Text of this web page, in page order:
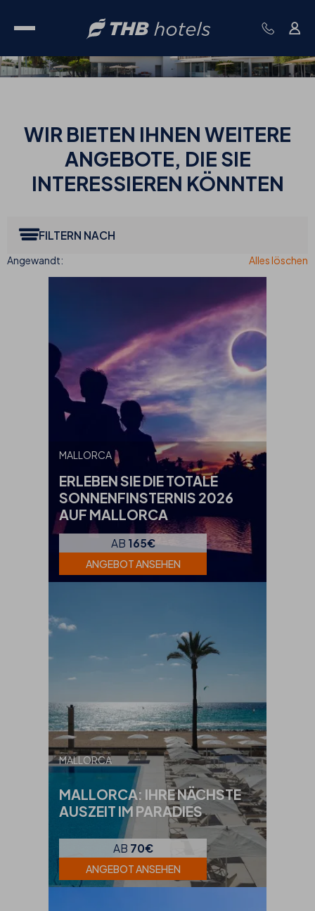
WIR BIETEN IHNEN WEITERE
ANGEBOTE, DIE SIE
INTERESSIEREN KÖNNTEN
FILTERN NACH
MALLORCA
ERLEBEN SIE DIE TOTALE
SONNENFINSTERNIS 2026
AUF MALLORCA
AB 165€
ANGEBOT ANSEHEN
MALLORCA
MALLORCA: IHRE NÄCHSTE
AUSZEIT IM PARADIES
AB 70€
ANGEBOT ANSEHEN